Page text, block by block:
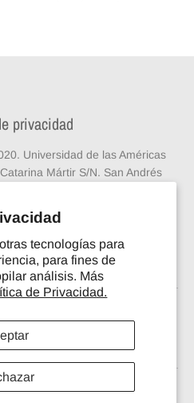
tecnologías para
para fines de
análisis. Más
de Privacidad.
privacidad
Universidad de las Américas
Mártir S/N. San Andrés
222 229 2112 Teléfono
1 844 873 297 Resto del
|Aviso de privacidad
Universitaria UDLAP